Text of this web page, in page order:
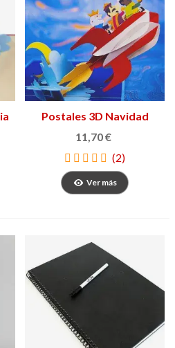
Postales 3D Navidad
11,70 €
(2)
Ver más